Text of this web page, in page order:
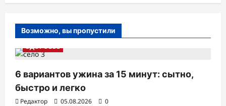
Возможно, вы пропустили
ЗДОРОВЬЕ
6 вариантов ужина за 15 минут: сытно,
быстро и легко
Редактор 05.08.2026 0